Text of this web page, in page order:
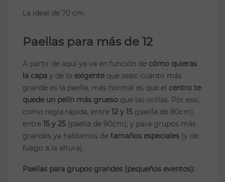
La ideal de 70 cm.
Paellas para más de 12
A partir de aquí ya va en función de cómo quieras
la capa y de lo exigente que seas: cuanto más
grande es la paella, más normal es que el centro te
quede un pelín más grueso que las orillas. Por eso,
como regla rápida, entre 12 y 15 (paella de 80cm),
entre 15 y 25 (paella de 90cm); y para grupos más
grandes ya hablamos de tamaños especiales (y de
fuego a la altura).
Paellas para grupos grandes (pequeños eventos):